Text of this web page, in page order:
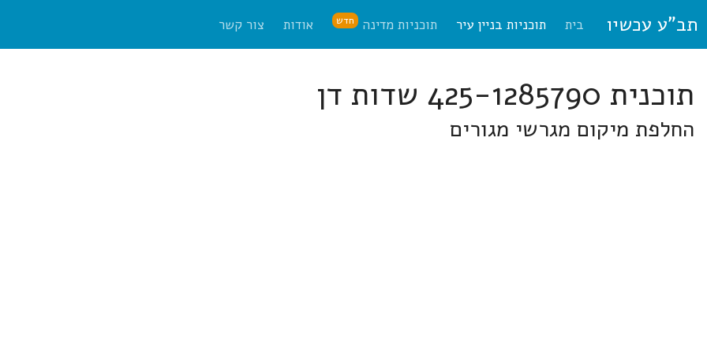
תב"ע עכשיו בית תוכניות בניין עיר תוכניות מדינה חדש אודות צור קשר
תוכנית 425-1285790 שדות דן
החלפת מיקום מגרשי מגורים